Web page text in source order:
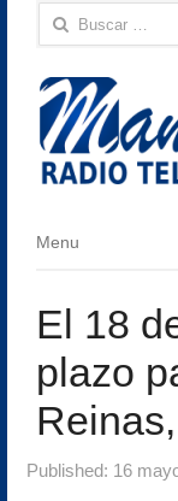
Buscar:
Menu
Menu
El 18
plazo
Published: 16